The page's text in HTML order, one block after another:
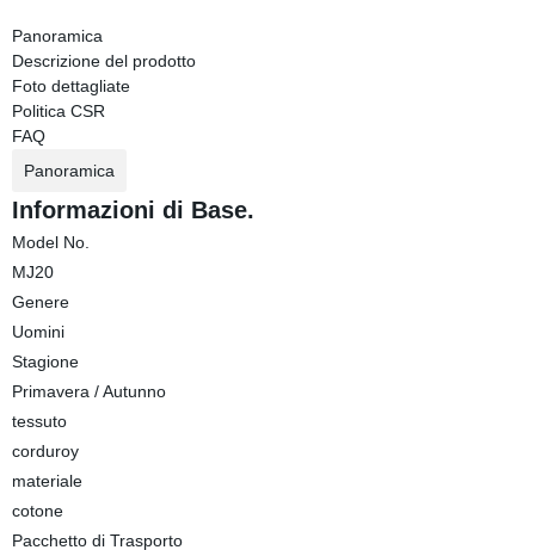
Panoramica
Descrizione del prodotto
Foto dettagliate
Politica CSR
FAQ
Panoramica
Informazioni di Base.
Model No.
MJ20
Genere
Uomini
Stagione
Primavera / Autunno
tessuto
corduroy
materiale
cotone
Pacchetto di Trasporto